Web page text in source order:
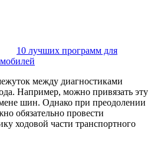
10 лучших программ для
между диагностиками
Например, можно привязать эту
шин. Однако при преодолении
обязательно провести
ходовой части транспортного